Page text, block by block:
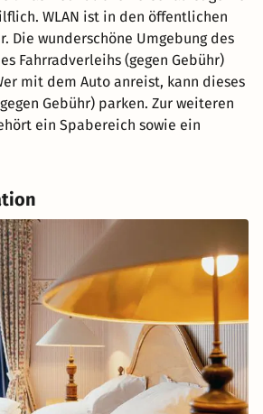
WLAN ist in den öffentlichen
Die wunderschöne Umgebung des
Fahrradverleihs (gegen Gebühr)
mit dem Auto anreist, kann dieses
Gebühr) parken. Zur weiteren
ein Spabereich sowie ein